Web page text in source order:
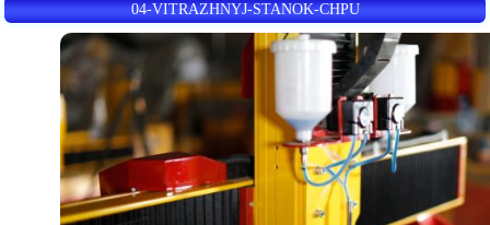
04-VITRAZHNYJ-STANOK-CHPU